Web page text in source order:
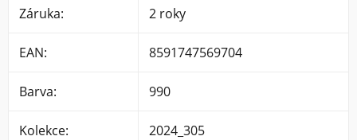
Záruka: 2 roky
EAN: 8591747569704
Barva: 990
Kolekce: 2024_305